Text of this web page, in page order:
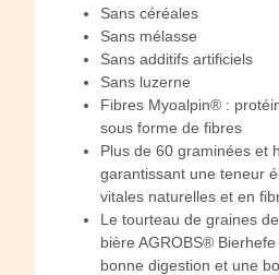
Sans céréales
Sans mélasse
Sans additifs artificiels
Sans luzerne
Fibres Myoalpin® :
sous forme de fibres
Plus de 60 graminées et
garantissant une teneur
vitales naturelles et en
Le tourteau de graines
bière AGROBS®
bonne digestion et une